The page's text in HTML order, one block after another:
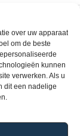
over uw apparaat
om de beste
kunnen
verwerken. Als u
dit een nadelige